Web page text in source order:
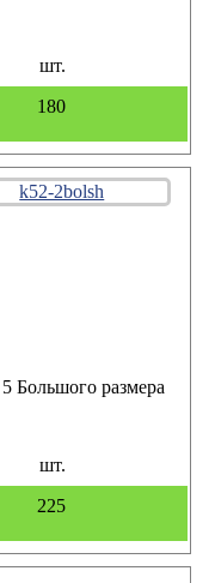
шт.
180
Большого размера
шт.
225